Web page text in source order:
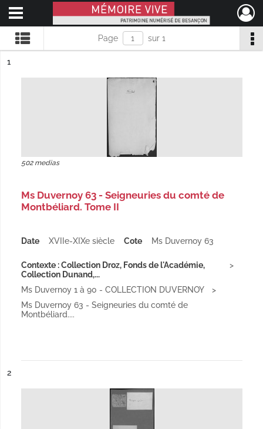
Mémoire Vive patrimoine numérisé de Besançon
Ouvrir le menu déroulant
Page sur 1
n°
1
502 medias
Ms Duvernoy 63 - Seigneuries du comté de
Montbéliard. Tome II
Date XVIIe-XIXe siècle Cote Ms Duvernoy 63
Contexte : Collection Droz, Fonds de l'Académie,
Collection Dunand,...
Ms Duvernoy 1 à 90 - COLLECTION DUVERNOY
Ms Duvernoy 63 - Seigneuries du comté de
Montbéliard....
n°
2